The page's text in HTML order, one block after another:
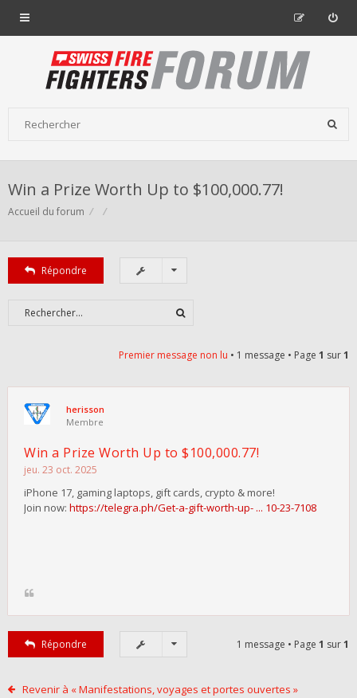
Win a Prize Worth Up to $100,000.77!
Accueil du forum
Répondre
Premier message non lu • 1 message • Page 1 sur1
herisson
Membre
Win a Prize Worth Up to $100,000.77!
jeu. 23 oct. 2025
iPhone 17, gaming laptops, gift cards, crypto & more!
Join now: https://telegra.ph/Get-a-gift-worth-up- ... 10-23-7108
Répondre 1 message • Page 1 sur1
Revenir à « Manifestations, voyages et portes ouvertes »